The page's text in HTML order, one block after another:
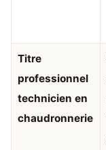
Titre
professionnel
technicien en
chaudronnerie